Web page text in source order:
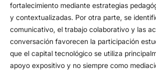
fortalecimiento mediante estrategias
y contextualizadas. Por otra parte, se
comunicativo, el trabajo colaborativo y las
conversación favorecen la participación
que el capital tecnológico se utiliza
apoyo expositivo y no siempre como